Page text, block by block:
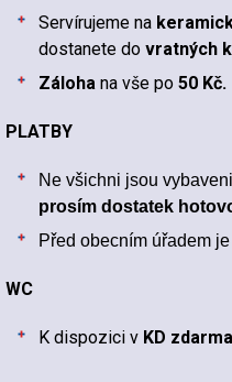
Servírujeme na
dostanete do vratných
Záloha na vše po 50 Kč.
PLATBY
Ne všichni jsou
prosím dostatek
Před obecním úřadem
WC
K dispozici v KD